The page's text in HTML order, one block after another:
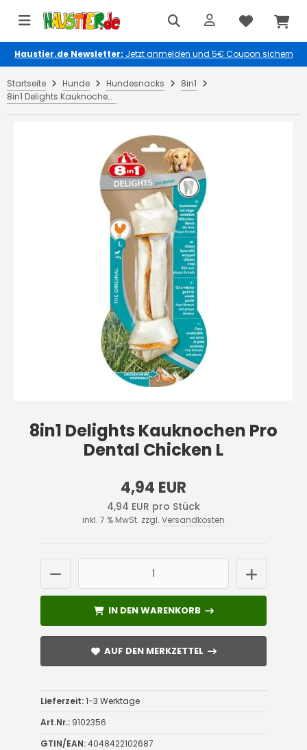
Haustier.de Newsletter: Jetzt anmelden und 5€ Coupon sichern
Startseite Hunde Hundesnacks
8in1
8in1 Delights Kauknochen Pro Dental Chicken L
8in1 Delights Kauknochen Pro
Dental Chicken L
4,94 EUR
4,94 EUR pro Stück
inkl. 7 % MwSt. zzgl. Versandkosten
IN DEN WARENKORB
IN DEN WARENKORB
AUF DEN MERKZETTEL
AUF DEN MERKZETTEL
Lieferzeit:1-3 Werktage
Art.Nr.: 9102356
GTIN/EAN:4048422102687